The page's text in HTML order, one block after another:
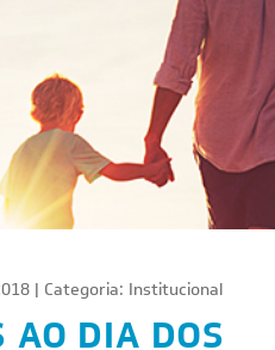
| Categoria: Institucional
AO DIA DOS